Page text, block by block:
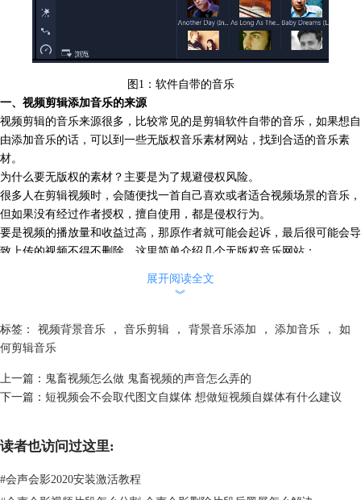
图1：软件自带的音乐
一、视频剪辑添加音乐的来源
视频剪辑的音乐来源很多，比较常见的是剪辑软件自带的音乐，如果想自
由添加音乐的话，可以到一些无版权音乐素材网站，找到合适的音乐素
材。
为什么要无版权的素材？主要是为了规避侵权风险。
很多人在剪辑视频时，会随便找一首自己喜欢或者适合视频场景的音乐，
但如果没有经过作者授权，擅自使用，都是侵权行为。
要是视频的播放量和收益过高，那原作者就可能会起诉，最后很可能会导
致上传的视频不得不删除，这里简单介绍几个无版权音乐网站：
淘声网是一个全球免费素材聚合平台，内含各种音乐、
而且音频素材质量很高，无需注册登录就能下载。
不过在下载资源时，该网站会自动关联“音频蛋”，并且每天都有下载次数
展开阅读全文
︾
标签： 视频背景音乐 ， 音乐剪辑 ， 背景音乐添加 ， 添加音乐 ，
如
何剪辑音乐
上一篇： 鬼畜视频怎么做 鬼畜视频的声音怎么弄的
下一篇： 短视频会不会取代图文自媒体 想做短视频自媒体有什么建议
读者也访问过这里:
#会声会影2020安装激活教程